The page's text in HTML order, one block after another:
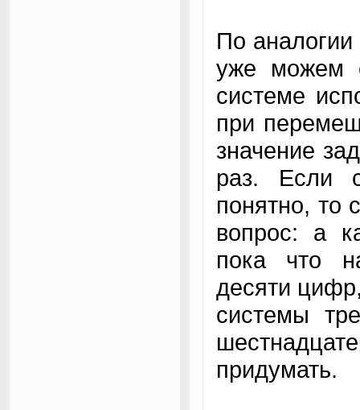
По
уже можем
системе
при
значение
раз. Если
понятно, то
вопрос: а
пока что
десяти
системы
придумать.